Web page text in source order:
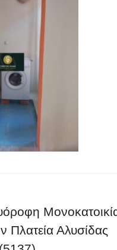
Πλατεία Αλυσίδας